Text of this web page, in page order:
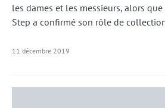
les dames et les messieurs, alors
Step a confirmé son rôle de
11 décembre 2019